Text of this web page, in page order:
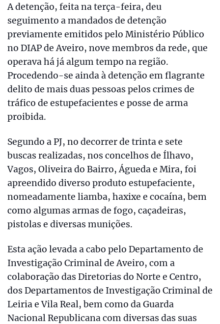
A detenção, feita na terça-feira, deu
seguimento a mandados de detenção
previamente emitidos pelo Ministério Público
no DIAP de Aveiro, nove membros da rede, que
operava há já algum tempo na região.
Procedendo-se ainda à detenção em flagrante
delito de mais duas pessoas pelos crimes de
tráfico de estupefacientes e posse de arma
proibida.
Segundo a PJ, no decorrer de trinta e sete
buscas realizadas, nos concelhos de Ílhavo,
Vagos, Oliveira do Bairro, Águeda e Mira, foi
apreendido diverso produto estupefaciente,
nomeadamente liamba, haxixe e cocaína, bem
como algumas armas de fogo, caçadeiras,
pistolas e diversas munições.
Esta ação levada a cabo pelo Departamento de
Investigação Criminal de Aveiro, com a
colaboração das Diretorias do Norte e Centro,
dos Departamentos de Investigação Criminal de
Leiria e Vila Real, bem como da Guarda
Nacional Republicana com diversas das suas